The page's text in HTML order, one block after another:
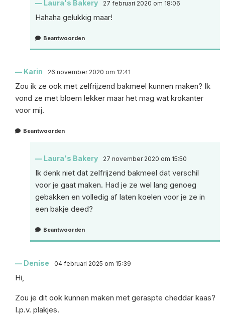
Laura's Bakery 27 februari 2020 om 18:06
Hahaha gelukkig maar!
Beantwoorden
Karin 26 november 2020 om 12:41
Zou ik ze ook met zelfrijzend bakmeel kunnen maken? Ik
vond ze met bloem lekker maar het mag wat krokanter
voor mij.
Beantwoorden
Laura's Bakery 27 november 2020 om 15:50
Ik denk niet dat zelfrijzend bakmeel dat verschil
voor je gaat maken. Had je ze wel lang genoeg
gebakken en volledig af laten koelen voor je ze in
een bakje deed?
Beantwoorden
Denise 04 februari 2025 om 15:39
Hi,
Zou je dit ook kunnen maken met geraspte cheddar kaas?
I.p.v. plakjes.